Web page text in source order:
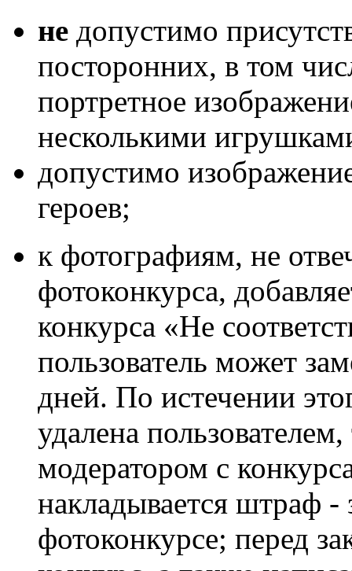
не допустимо
посторонних, в том
портретное
несколькими
допустимо
героев;
к фотографиям, не
фотоконкурса,
конкурса «Не
пользователь может
дней. По истечении
удалена
модератором с
накладывается штраф -
фотоконкурсе; перед